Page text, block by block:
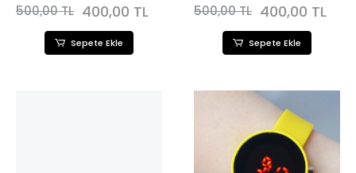
500,00 TL 400,00 TL
Sepete Ekle
500,00 TL 400,00 TL
Sepete Ekle